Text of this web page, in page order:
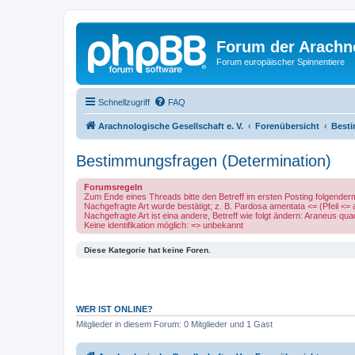
Forum der
Forum europäischer Spinnentiere
Schnellzugriff FAQ
Arachnologische Gesellschaft e. V. Forenübersicht
Bestimmungsfragen (Determination)
Forumsregeln
Zum Ende eines Threads bitte den Betreff im ersten Posting
Nachgefragte Art wurde bestätigt; z. B. Pardosa amentata <= (Pfeil <=
Nachgefragte Art ist eina andere, Betreff wie folgt ändern: Araneus
Keine identifikation möglich: => unbekannt
Diese Kategorie hat keine Foren.
WER IST ONLINE?
Mitglieder in diesem Forum: 0 Mitglieder und 1 Gast